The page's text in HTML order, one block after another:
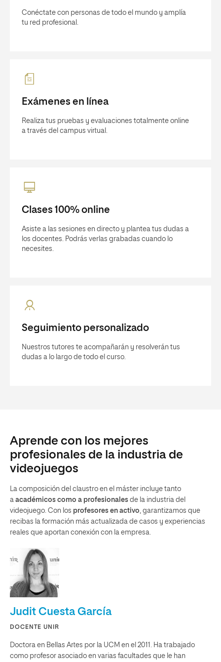
Conéctate con personas de todo el mundo y amplía
tu red profesional.
Exámenes en línea
Realiza tus pruebas y evaluaciones totalmente online
a través del campus virtual.
Clases 100% online
Asiste a las sesiones en directo y plantea tus dudas a
los docentes. Podrás verlas grabadas cuando lo
necesites.
Seguimiento personalizado
Nuestros tutores te acompañarán y resolverán tus
dudas a lo largo de todo el curso.
Aprende con los mejores
profesionales de la industria de
videojuegos
La composición del claustro en el máster incluye tanto
a académicos como a profesionales de la industria del
videojuego. Con los profesores en activo, garantizamos que
recibas la formación más actualizada de casos y experiencias
reales que aportan conexión con la empresa.
Judit Cuesta García
DOCENTE UNIR
Doctora en Bellas Artes por la UCM en el 2011. Ha trabajado
como profesor asociado en varias facultades que le han